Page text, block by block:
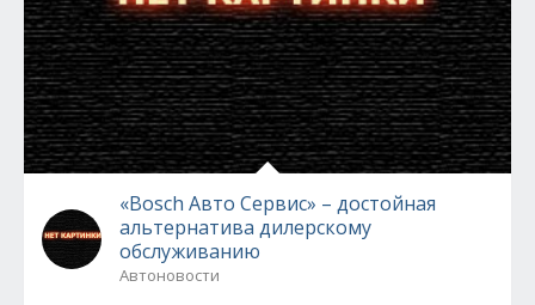
«Bosch Авто Сервис» – достойная
альтернатива дилерскому
обслуживанию
Автоновости